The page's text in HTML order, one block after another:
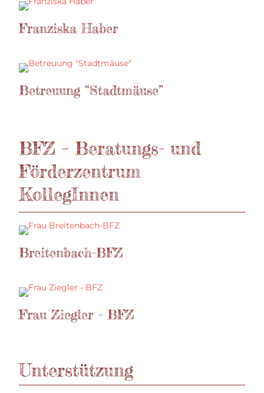
Franziska Haber
Betreuung “Stadtmäuse”
BFZ – Beratungs- und
Förderzentrum
KollegInnen
Breitenbach-BFZ
Frau Ziegler – BFZ
Unterstützung